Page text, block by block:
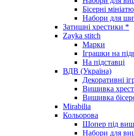
Бісерні
Набори для
Затишні хрестики *
Zayka stitch
Марки
Іграшки на
На підставці
ВДВ (Україна)
Декоративні
Вишивка
Вишивка
Mirabilia
Кольорова
Шопер під
Набори для